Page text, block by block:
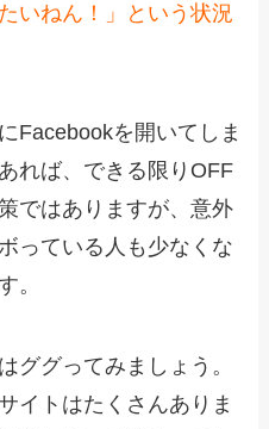
いねん！」という状況
Facebookを開いてしま
れば、できる限りOFF
ではありますが、意外
っている人も少なくな
。
ググってみましょう。
イトはたくさんありま